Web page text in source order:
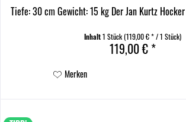
Tiefe: 30 cm Gewicht: 15 kg Der Jan Kurtz
Inhalt1 Stück(119,00 € * / 1 Stück)
119,00 € *
Merken